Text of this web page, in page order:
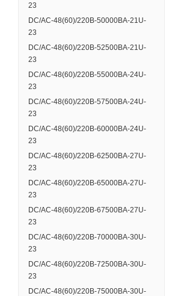
23
DC/AC-48(60)/220B-50000BA-21U-
23
DC/AC-48(60)/220B-52500BA-21U-
23
DC/AC-48(60)/220B-55000BA-24U-
23
DC/AC-48(60)/220B-57500BA-24U-
23
DC/AC-48(60)/220B-60000BA-24U-
23
DC/AC-48(60)/220B-62500BA-27U-
23
DC/AC-48(60)/220B-65000BA-27U-
23
DC/AC-48(60)/220B-67500BA-27U-
23
DC/AC-48(60)/220B-70000BA-30U-
23
DC/AC-48(60)/220B-72500BA-30U-
23
DC/AC-48(60)/220B-75000BA-30U-